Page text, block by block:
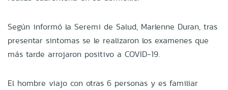
Según informó la Seremi de Salud, Marlenne Duran, tras
presentar sintomas se le realizaron los examenes que
más tarde arrojaron positivo a COVID-19.
El hombre viajo con otras 6 personas y es familiar